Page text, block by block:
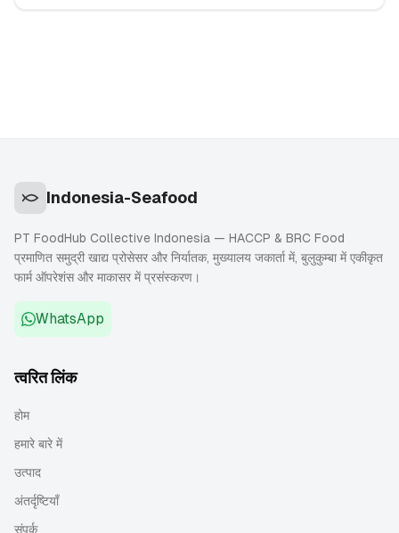
Indonesia-Seafood
PT FoodHub Collective Indonesia — HACCP & BRC Food
प्रमाणित समुद्री खाद्य प्रोसेसर और निर्यातक, मुख्यालय जकार्ता में, बुलुकुम्बा में एकीकृत
फार्म ऑपरेशंस और माकासर में प्रसंस्करण।
WhatsApp
त्वरित लिंक
होम
हमारे बारे में
उत्पाद
अंतर्दृष्टियाँ
संपर्क